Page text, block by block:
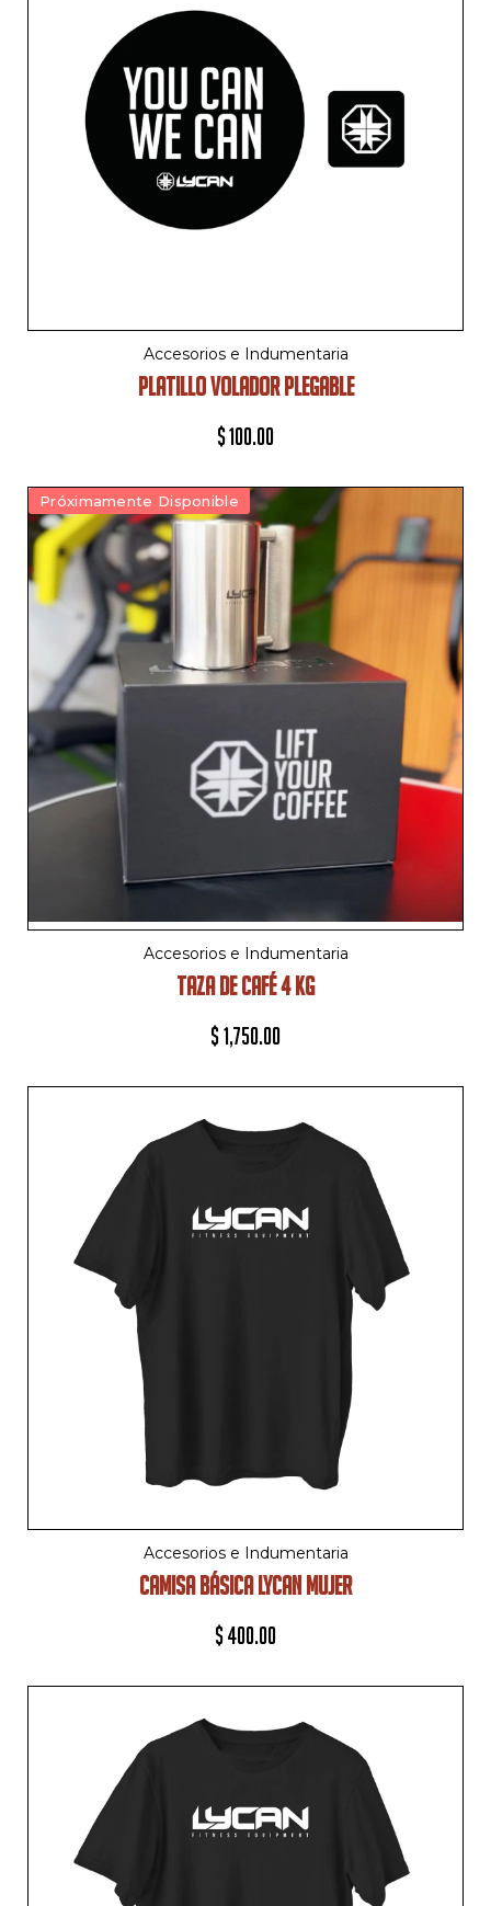
Accesorios e Indumentaria
PLATILLO VOLADOR PLEGABLE
$100.00
Próximamente Disponible
Accesorios e Indumentaria
TAZA DE CAFÉ 4 KG
$1,750.00
Accesorios e Indumentaria
CAMISA BÁSICA LYCAN MUJER
$400.00